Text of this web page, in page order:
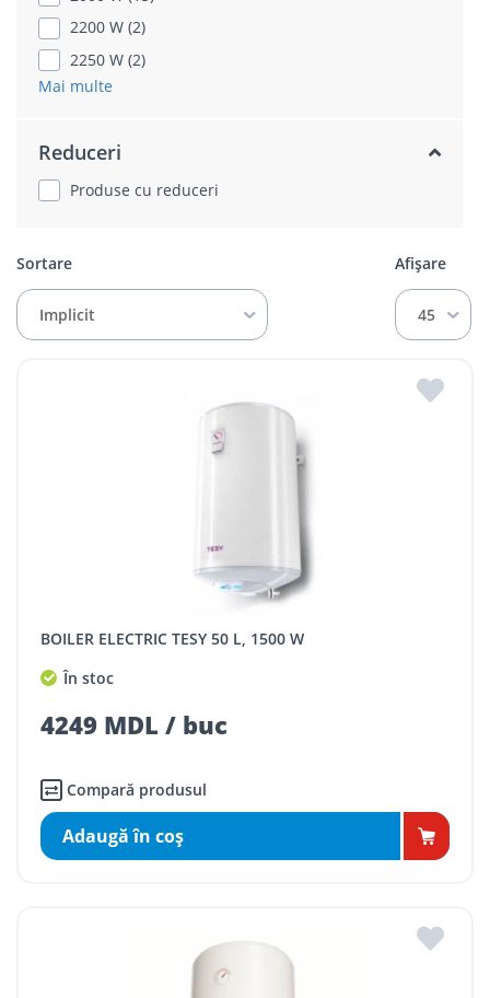
2200 W (2)
2250 W (2)
Mai multe
Reduceri
Produse cu reduceri
Sortare
Implicit
Afișare
45
BOILER ELECTRIC TESY 50 L, 1500 W
În stoc
4249 MDL / buc
Compară produsul
Adaugă în coş